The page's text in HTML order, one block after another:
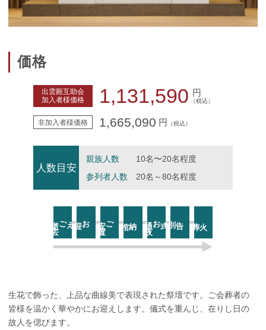
価格
出雲殿互助会
加入者様価格
1,131,590 円
（税込）
非加入者様価格 1,665,090 円 （税込）
人数目安
親族人数
10名〜20名程度
参列者人数
20名～80名程度
ご逝
去 お迎え ご安
置 お通
夜
生花で飾った、上品な曲線美で表現された祭壇です。ご会葬者の
皆様を温かく華やかにお迎えします。儀式を重んじ、在りし日の
故人を偲びます。